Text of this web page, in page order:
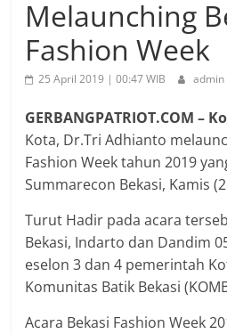
Melaunching
Fashion Week
25 April 2019 | 00:47 WIB admin
GERBANGPATRIOT.COM –
Kota, Dr.Tri Adhianto
Fashion Week tahun 2019
Summarecon Bekasi, Kamis
Turut Hadir pada acara
Bekasi, Indarto dan Dandim
eselon 3 dan 4 pemerintah
Komunitas Batik Bekasi
Acara Bekasi Fashion Week